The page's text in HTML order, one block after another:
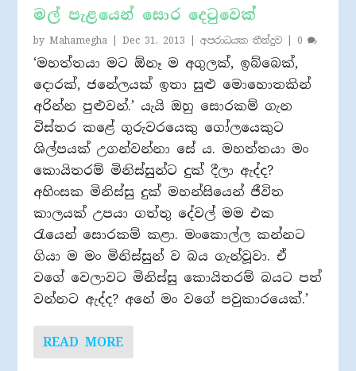
මල් පැළයෙන් සොර දෙටුවෙක්
byMahamegha |Dec 31, 2013 |අපරාධයක තීන්දුව 0
‘මහත්තයා මට ඕනෑ ම අගුලක්, ඉබ්බෙක්,
දොරක්, ජනේලයක් ඉතා සුළු මොහොතකින්
අරින්න පුළුවන්.’ යැයි ඔහු සොරකම් ගැන
විස්තර කළේ ගුරුවරයෙකු ගෝලයෙකුට
ශිල්පයක් උගන්වන්නා සේ ය. මහත්තයා මං
කොයිතරම් මිනිස්සුන්ට දුක් දීලා ඇද්ද?
අහිංසක මිනිස්සු දුක් මහන්සියෙන් ජීවිත
කාලයක් උපයා ගත්තු දේවල් මම එක
රැයෙන් සොරකම් කළා. මංකොල්ල කන්නට
ගියා ම මං මිනිස්සුන් ව බය ගැන්වූවා. ඒ
වගේ වෙලාවට මිනිස්සු කොයිතරම් බයට පත්
වන්නට ඇද්ද? අනේ මං වගේ පවුකාරයෙක්.’
READ MORE